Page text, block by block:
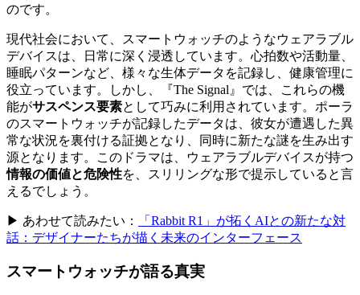
のです。
現代社会において、スマートウォッチのようなウェアラブル
デバイスは、日常に深く浸透しています。心拍数や活動量、
睡眠パターンなど、様々な生体データを記録し、健康管理に
役立っています。しかし、『The Signal』では、これらの機
能がサスペンス要素として巧みに利用されています。ポーラ
のスマートウォッチが記録したデータは、彼女が遭遇した異
常な状況を裏付ける証拠となり、同時に新たな謎を生み出す
源となります。このドラマは、ウェアラブルデバイスが持つ
情報の価値と危険性を、スリリングな形で提示していると言
えるでしょう。
▶ あわせて読みたい：
「Rabbit R1」が拓くAIとの新たな対
話：デザイナーたちが描く未来のインターフェース
スマートウォッチが語る真実